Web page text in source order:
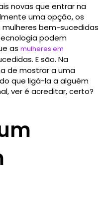
novas que entrar na
uma opção, os
bem-sucedidas
podem
as mulheres em
E são. Na
de mostrar a uma
que ligá-la a alguém
ver é acreditar, certo?